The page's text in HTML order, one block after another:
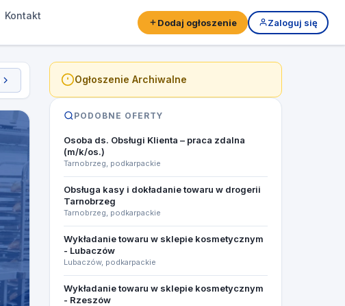
Kontakt
Dodaj ogłoszenie Zaloguj się
Ogłoszenie Archiwalne
PODOBNE OFERTY
Osoba ds. Obsługi Klienta – praca zdalna
(m/k/os.)
Tarnobrzeg, podkarpackie
Obsługa kasy i dokładanie towaru w drogerii
Tarnobrzeg
Tarnobrzeg, podkarpackie
Wykładanie towaru w sklepie kosmetycznym
- Lubaczów
Lubaczów, podkarpackie
Wykładanie towaru w sklepie kosmetycznym
- Rzeszów